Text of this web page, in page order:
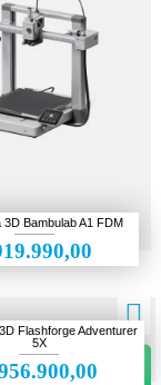
3D Bambulab A1 FDM
Flashforge Adventurer
5X